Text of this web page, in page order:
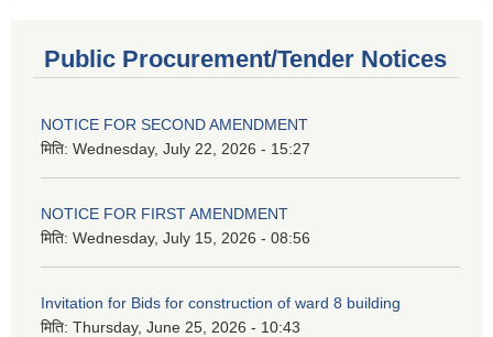
Public Procurement/Tender Notices
NOTICE FOR SECOND AMENDMENT
मिति: Wednesday, July 22, 2026 - 15:27
NOTICE FOR FIRST AMENDMENT
मिति: Wednesday, July 15, 2026 - 08:56
Invitation for Bids for construction of ward 8 building
मिति: Thursday, June 25, 2026 - 10:43